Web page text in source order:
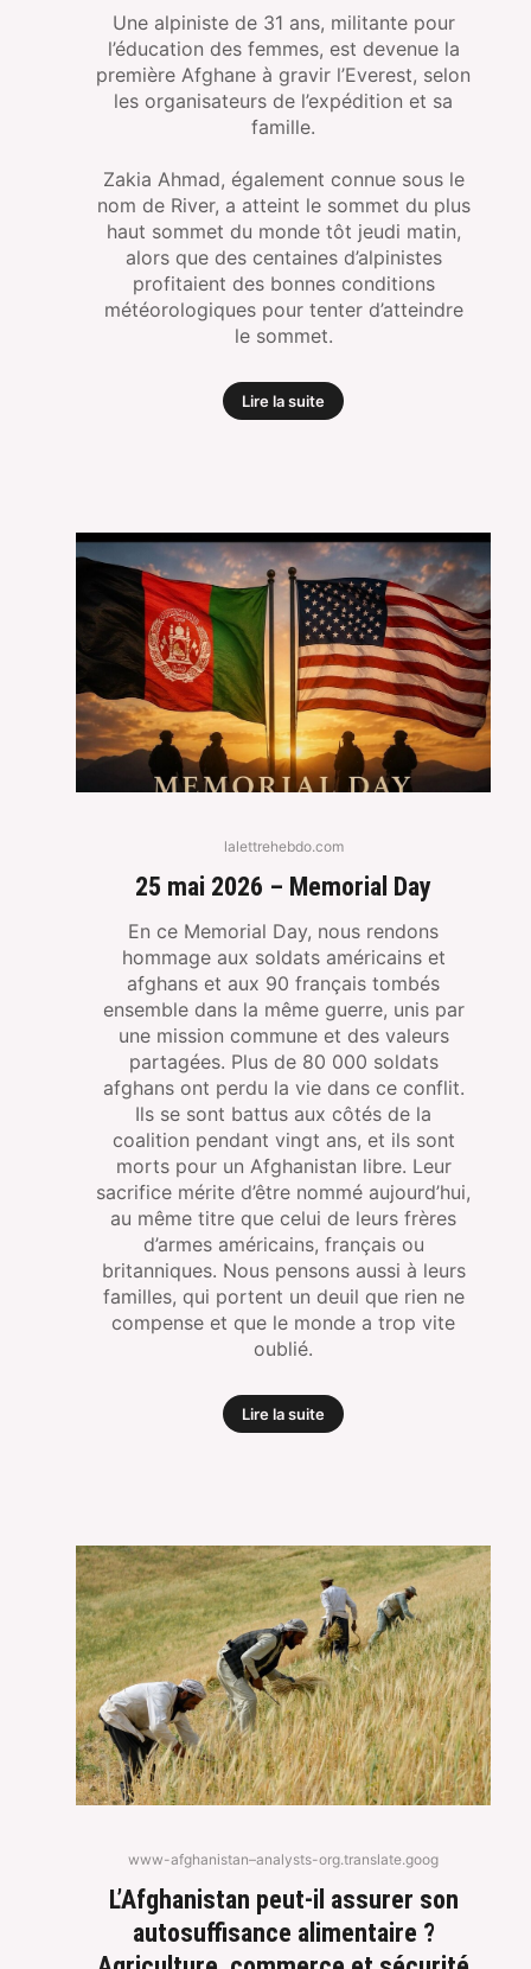
Une alpiniste de 31 ans, militante pour
l’éducation des femmes, est devenue la
première Afghane à gravir l’Everest, selon
les organisateurs de l’expédition et sa
famille.
Zakia Ahmad, également connue sous le
nom de River, a atteint le sommet du plus
haut sommet du monde tôt jeudi matin,
alors que des centaines d’alpinistes
profitaient des bonnes conditions
météorologiques pour tenter d’atteindre
le sommet.
Lire la suite
lalettrehebdo.com
25 mai 2026 – Memorial Day
En ce Memorial Day, nous rendons
hommage aux soldats américains et
afghans et aux 90 français tombés
ensemble dans la même guerre, unis par
une mission commune et des valeurs
partagées. Plus de 80 000 soldats
afghans ont perdu la vie dans ce conflit.
Ils se sont battus aux côtés de la
coalition pendant vingt ans, et ils sont
morts pour un Afghanistan libre. Leur
sacrifice mérite d’être nommé aujourd’hui,
au même titre que celui de leurs frères
d’armes américains, français ou
britanniques. Nous pensons aussi à leurs
familles, qui portent un deuil que rien ne
compense et que le monde a trop vite
oublié.
Lire la suite
www-afghanistan–analysts-org.translate.goog
L’Afghanistan peut-il assurer son
autosuffisance alimentaire ?